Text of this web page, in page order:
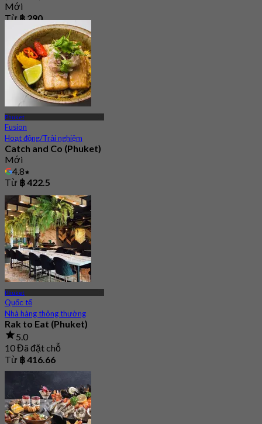
Mới
Từ฿ 290
Phuket
Fusion
Hoạt động/Trải nghiệm
Catch and Co (Phuket)
Mới
4.8
Từ ฿ 422.5
Phuket
Quốc tế
Nhà hàng thông thường
Rak to Eat (Phuket)
5.0
10 Đã đặt chỗ
Từ ฿ 416.66